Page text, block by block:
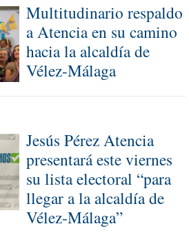
Multitudinario respaldo
a Atencia en su camino
hacia la alcaldía de
Vélez-Málaga
Jesús Pérez Atencia
presentará este viernes
su lista electoral “para
llegar a la alcaldía de
Vélez-Málaga”